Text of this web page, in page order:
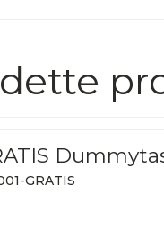
GRATIS